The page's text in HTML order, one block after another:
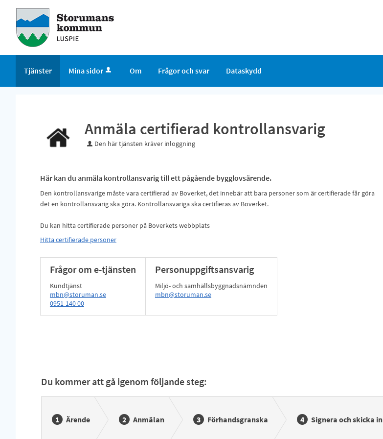
Tjänster Mina sidor Om Frågor och svar Dataskydd
Anmäla certifierad kontrollansvarig
Den här tjänsten kräver inloggning
Här kan du anmäla kontrollansvarig till ett pågående bygglovsärende.
Den kontrollansvarige måste vara certifierad av Boverket, det innebär att bara personer som är certifierade får göra
det en kontrollansvarig ska göra. Kontrollansvariga ska certifieras av Boverket.
Du kan hitta certifierade personer på Boverkets webbplats
Hitta certifierade personer
Frågor om e-tjänsten
Kundtjänst
mbn@storuman.se
0951-140 00
Personuppgiftsansvarig
Miljö- och samhällsbyggnadsnämnden
mbn@storuman.se
Du kommer att gå igenom följande steg:
Ärende Anmälan Förhandsgranska Signera och skicka in